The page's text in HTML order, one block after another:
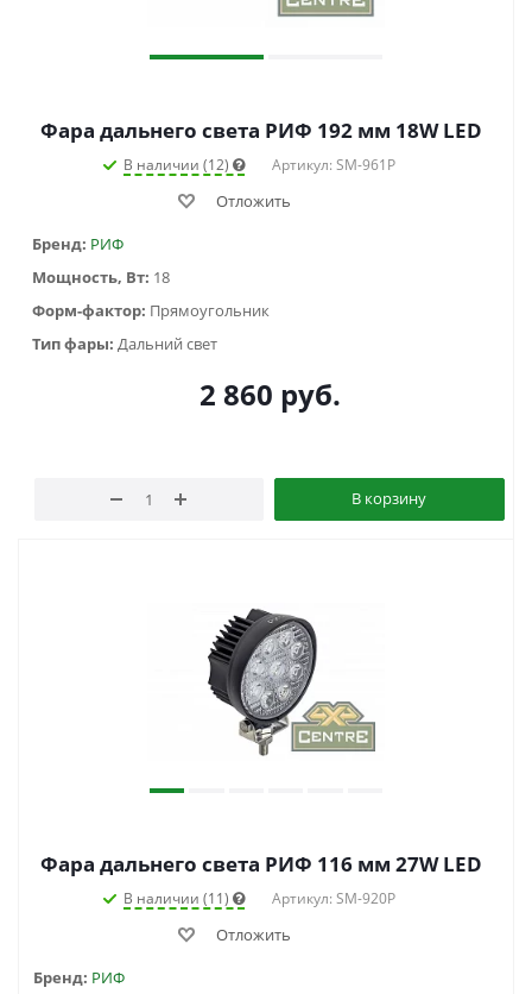
Фара дальнего света РИФ 192 мм 18W LED
В наличии (12) Артикул: SM-961P
Отложить
Бренд: РИФ
Мощность, Вт: 18
Форм-фактор: Прямоугольник
Тип фары: Дальний свет
2 860 руб.
В корзину
Фара дальнего света РИФ 116 мм 27W LED
В наличии (11) Артикул: SM-920P
Отложить
Бренд: РИФ